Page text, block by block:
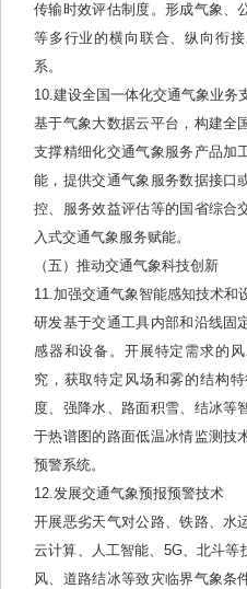
传输时效评估制度。形成气象、
等多行业的横向联合、纵向衔
系。
10.建设全国一体化交通气象业务
基于气象大数据云平台，构建全
支撑精细化交通气象服务产品加
能，提供交通气象服务数据接口
控、服务效益评估等的国省综合
入式交通气象服务赋能。
（五）推动交通气象科技创新
11.加强交通气象智能感知技术和
研发基于交通工具内部和沿线固
感器和设备。开展特定需求的
究，获取特定风场和雾的结构
度、强降水、路面积雪、结冰等
于热谱图的路面低温冰情监测技
预警系统。
12.发展交通气象预报预警技术
开展恶劣天气对公路、铁路、水
云计算、人工智能、5G、北斗
风、道路结冰等致灾临界气象条